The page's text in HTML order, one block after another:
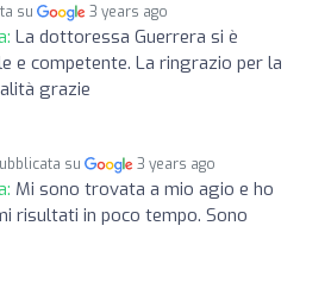
su 3 years ago
La dottoressa Guerrera si è
e competente. La ringrazio per la
grazie
su 3 years ago
Mi sono trovata a mio agio e ho
risultati in poco tempo. Sono